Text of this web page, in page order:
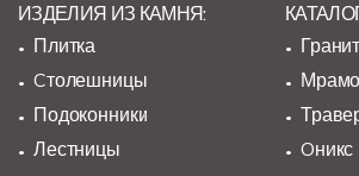
ИЗДЕЛИЯ ИЗ КАМНЯ:
Плитка
Cтолешницы
Подоконники
Лестницы
Гранит
Oникс